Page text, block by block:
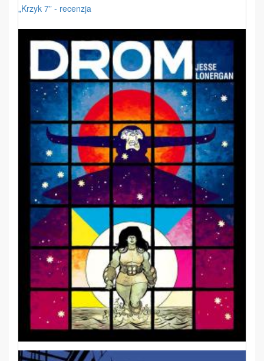
„Krzyk 7” - recenzja